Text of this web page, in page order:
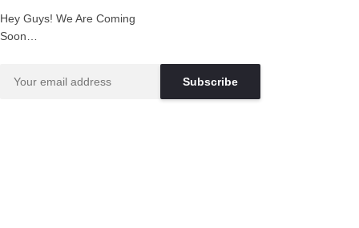
Hey Guys! We Are Coming
Soon…